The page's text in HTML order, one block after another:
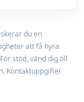
Ja
Nej
pension
du en
att få hyra
stöd, vänd dig till
Kontaktuppgifter